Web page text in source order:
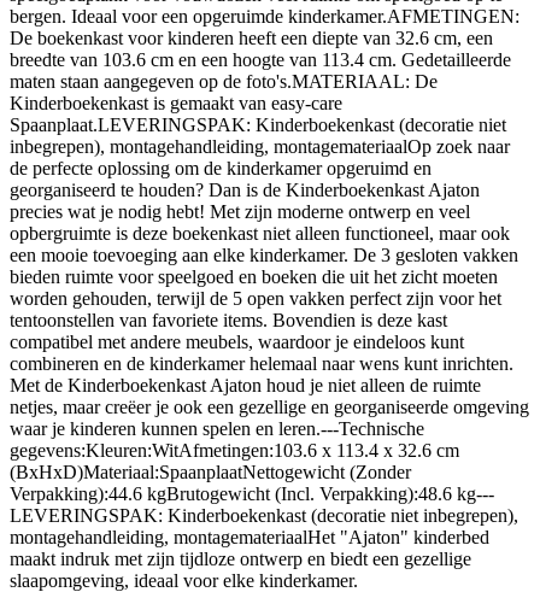
bergen. Ideaal voor een opgeruimde kinderkamer.AFMETINGEN:
De boekenkast voor kinderen heeft een diepte van 32.6 cm, een
breedte van 103.6 cm en een hoogte van 113.4 cm. Gedetailleerde
maten staan aangegeven op de foto's.MATERIAAL: De
Kinderboekenkast is gemaakt van easy-care
Spaanplaat.LEVERINGSPAK: Kinderboekenkast (decoratie niet
inbegrepen), montagehandleiding, montagemateriaalOp zoek naar
de perfecte oplossing om de kinderkamer opgeruimd en
georganiseerd te houden? Dan is de Kinderboekenkast Ajaton
precies wat je nodig hebt! Met zijn moderne ontwerp en veel
opbergruimte is deze boekenkast niet alleen functioneel, maar ook
een mooie toevoeging aan elke kinderkamer. De 3 gesloten vakken
bieden ruimte voor speelgoed en boeken die uit het zicht moeten
worden gehouden, terwijl de 5 open vakken perfect zijn voor het
tentoonstellen van favoriete items. Bovendien is deze kast
compatibel met andere meubels, waardoor je eindeloos kunt
combineren en de kinderkamer helemaal naar wens kunt inrichten.
Met de Kinderboekenkast Ajaton houd je niet alleen de ruimte
netjes, maar creëer je ook een gezellige en georganiseerde omgeving
waar je kinderen kunnen spelen en leren.---Technische
gegevens:Kleuren:WitAfmetingen:103.6 x 113.4 x 32.6 cm
(BxHxD)Materiaal:SpaanplaatNettogewicht (Zonder
Verpakking):44.6 kgBrutogewicht (Incl. Verpakking):48.6 kg---
LEVERINGSPAK: Kinderboekenkast (decoratie niet inbegrepen),
montagehandleiding, montagemateriaalHet "Ajaton" kinderbed
maakt indruk met zijn tijdloze ontwerp en biedt een gezellige
slaapomgeving, ideaal voor elke kinderkamer.